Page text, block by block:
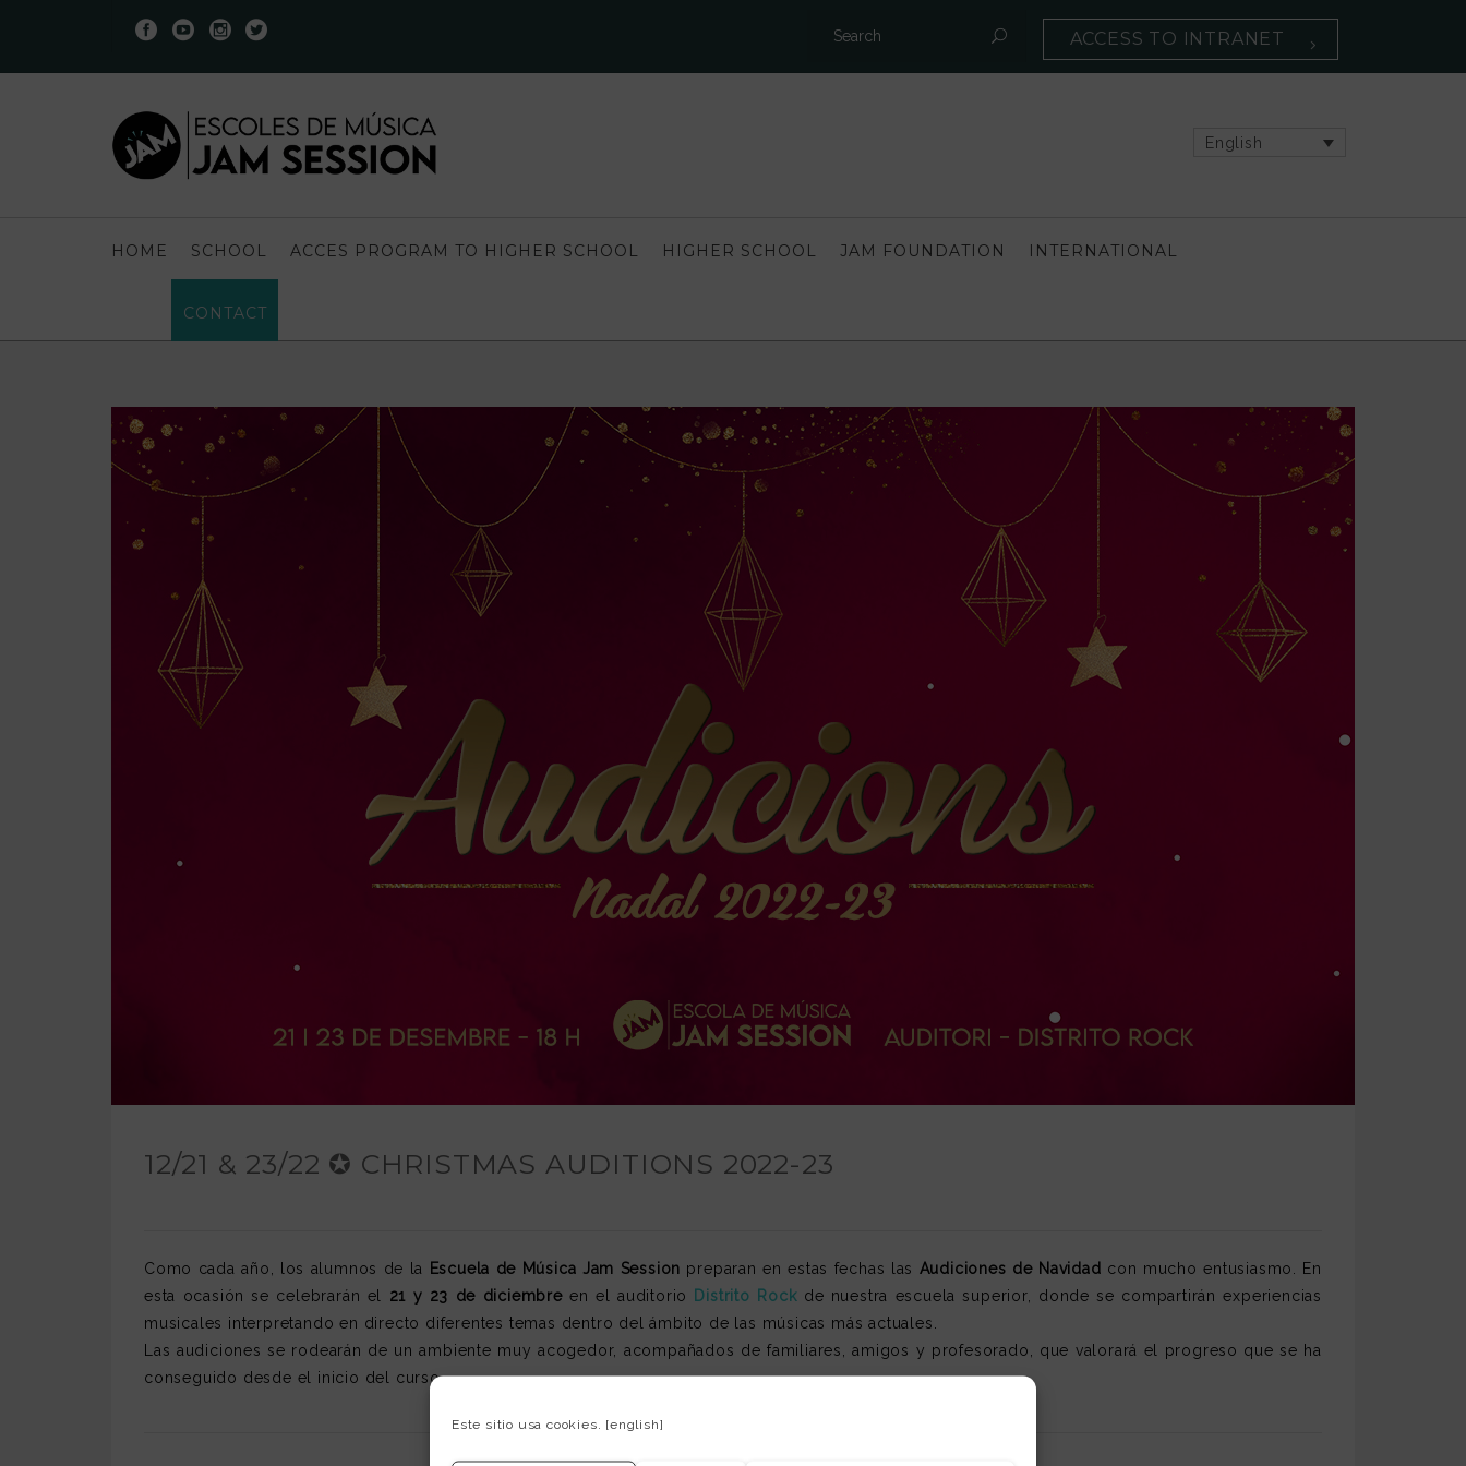
Este sitio usa cookies. [english]
ACCESS TO INTRANET
English
HOME SCHOOL ACCES PROGRAM TO HIGHER SCHOOL HIGHER SCHOOL JAM FOUNDATION INTERNATIONAL
CONTACT
12/21 & 23/22 ✪ CHRISTMAS AUDITIONS 2022-23
Como cada año, los alumnos de la Escuela de Música Jam Session preparan en estas fechas las Audiciones de Navidad con mucho entusiasmo. En
esta ocasión se celebrarán el 21 y 23 de diciembreen el auditorio Distrito Rock de nuestra escuela superior, donde se compartirán experiencias
musicales interpretando en directo diferentes temas dentro del ámbito de las músicas más actuales.
Las audiciones se rodearán de un ambiente muy acogedor, acompañados de familiares, amigos y profesorado, que valorará el progreso que se ha
conseguido desde el inicio del curso.